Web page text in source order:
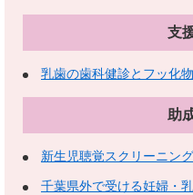
支
乳歯の歯科健診とフッ化
助
新生児聴覚スクリーニン
千葉県外で受ける妊婦・